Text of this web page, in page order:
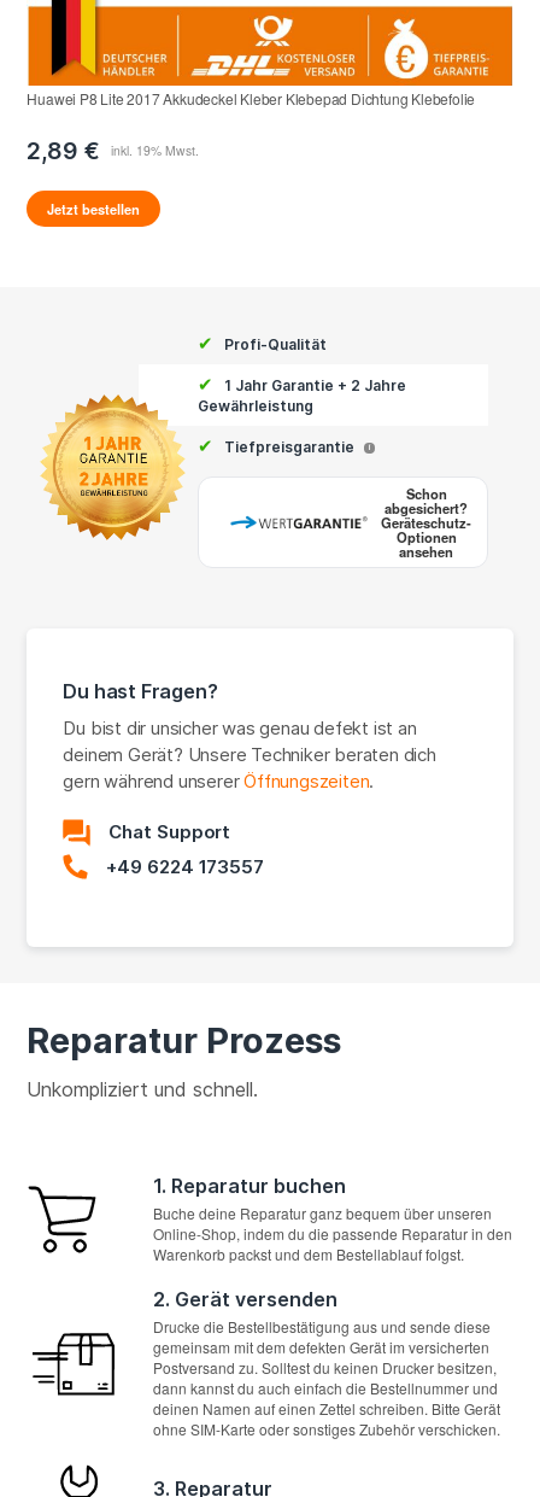
Huawei P8 Lite 2017 Akkudeckel Kleber Klebepad Dichtung Klebefolie
2,89 €
Jetzt bestellen
✔ Profi-Qualität
✔
1 Jahr Garantie + 2 Jahre
Gewährleistung
✔ Tiefpreisgarantie i
Schon
abgesichert?
Geräteschutz-
Optionen
ansehen
Du hast Fragen?
Du bist dir unsicher was genau defekt ist an
deinem Gerät? Unsere Techniker beraten dich
gern während unsererÖffnungszeiten.
Chat Support
+49 6224 173557
Reparatur Prozess
Unkompliziert und schnell.
1. Reparatur buchen
Buche deine Reparatur ganz bequem über unseren
Online-Shop, indem du die passende Reparatur in den
Warenkorb packst und dem Bestellablauf folgst.
2. Gerät versenden
Drucke die Bestellbestätigung aus und sende diese
gemeinsam mit dem defekten Gerät im versicherten
Postversand zu. Solltest du keinen Drucker besitzen,
dann kannst du auch einfach die Bestellnummer und
deinen Namen auf einen Zettel schreiben. Bitte Gerät
ohne SIM-Karte oder sonstiges Zubehör verschicken.
3. Reparatur